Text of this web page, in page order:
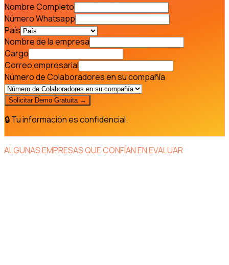
Nombre Completo
Número Whatsapp
País
Nombre de la empresa
Cargo
Correo empresarial
Número de Colaboradores en su compañía
Solicitar Demo Gratuita →
🔒 Tu información es confidencial.
ALGUNAS EMPRESAS QUE CONFÍAN EN EVALUAR